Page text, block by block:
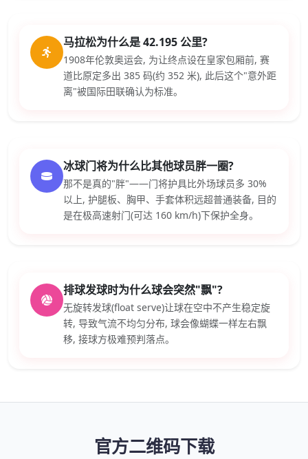
马拉松为什么是 42.195 公里?
1908年伦敦奥运会, 为让终点设在皇家包厢前, 赛
道比原定多出 385 码(约 352 米), 此后这个"意外距
离"被国际田联确认为标准。
冰球门将为什么比其他球员胖一圈?
那不是真的"胖"——门将护具比外场球员多 30%
以上, 护腿板、胸甲、手套体积远超普通装备, 目的
是在极高速射门(可达 160 km/h)下保护全身。
排球发球时为什么球会突然"飘"?
无旋转发球(float serve)让球在空中不产生稳定旋
转, 导致气流不均匀分布, 球会像蝴蝶一样左右飘
移, 接球方极难预判落点。
官方二维码下载